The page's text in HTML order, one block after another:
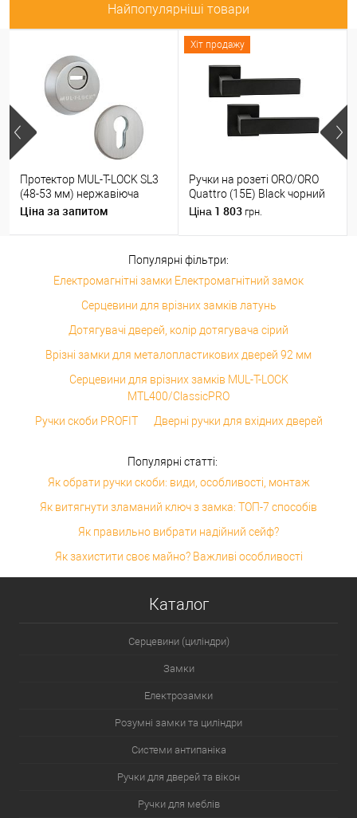
Найпопулярніші товари
Протектор MUL-T-LOCK SL3
(48-53 мм) нержавіюча
сталь
Ціна за запитом
Хіт продажу
Ручки на розеті ORO/ORO
Quattro (15E) Black чорний
матовий
Ціна 1 803 грн.
Популярні фільтри:
Електромагнітні замки Електромагнітний замок
Серцевини для врізних замків латунь
Дотягувачі дверей, колір дотягувача сірий
Врізні замки для металопластикових дверей 92 мм
Серцевини для врізних замків MUL-T-LOCK
MTL400/ClassicPRO
Ручки скоби PROFIT
Дверні ручки для вхідних дверей
Популярні статті:
Як обрати ручки скоби: види, особливості, монтаж
Як витягнути зламаний ключ з замка: ТОП-7 способів
Як правильно вибрати надійний сейф?
Як захистити своє майно? Важливі особливості
Каталог
Серцевини (циліндри)
Замки
Електрозамки
Розумні замки та циліндри
Системи антипаніка
Ручки для дверей та вікон
Ручки для меблів